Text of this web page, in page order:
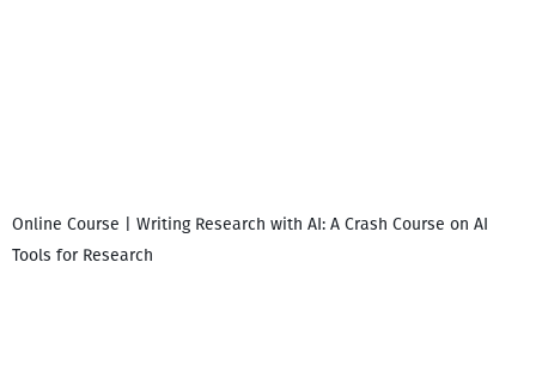
Online Course | Writing Research with AI: A Crash Course on AI
Tools for Research